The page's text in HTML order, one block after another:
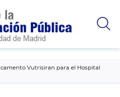
Vutrisiran para el Hospital